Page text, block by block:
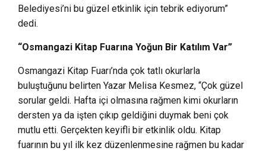
Belediyesi’ni bu güzel etkinlik için tebrik ediyorum”
dedi.
“Osmangazi Kitap Fuarına Yoğun Bir Katılım Var”
Osmangazi Kitap Fuarı’nda çok tatlı okurlarla
buluştuğunu belirten Yazar Melisa Kesmez, “Çok güzel
sorular geldi. Hafta içi olmasına rağmen kimi okurların
dersten ya da işten çıkıp geldiğini duymak beni çok
mutlu etti. Gerçekten keyifli bir etkinlik oldu. Kitap
fuarının bu yıl ilk kez düzenlenmesine rağmen bu kadar